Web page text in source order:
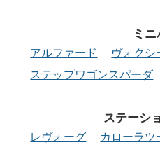
ミ
アルファード ヴォクシ
ステップワゴンスパーダ
ステーシ
レヴォーグ カローラツ